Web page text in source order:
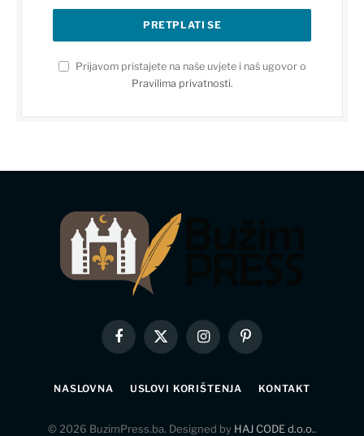
Prijavom pristajete na naše uvjete i naš ugovor o
Pravilima privatnosti.
Facebook
X
(Twitter)
InstagramPinterest
NASLOVNA USLOVI KORIŠTENJA KONTAKT
© 2026 BuzimPress.ba. Designed by HAJ CODE d.o.o..